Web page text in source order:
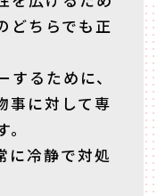
どちらでも正
るために、
事に対して専
に冷静で対処